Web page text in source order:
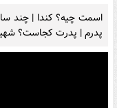
اسمت چیه؟ کندا | چند
پدرم | پدرت کجاست؟